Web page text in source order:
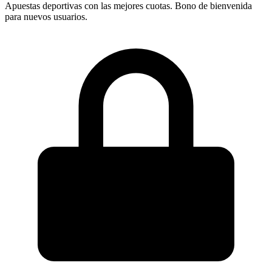
Apuestas deportivas con las mejores cuotas. Bono de bienvenida
para nuevos usuarios.